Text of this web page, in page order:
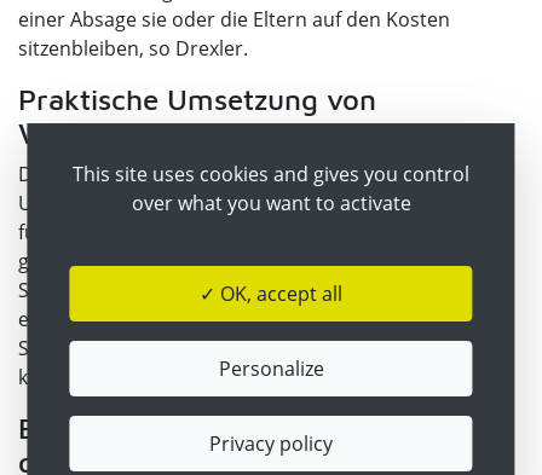
einer Absage sie oder die Eltern auf den Kosten
sitzenbleiben, so Drexler.
Praktische Umsetzung von
Veranstaltungen schwierig
Dazu kommen Schwierigkeiten bei der praktischen
Umsetzung, Beispiel Skikurs: Nachdem auf den Pisten
für Schüler ab 12 Jahren 3G-Pflicht gilt, müssen nicht-
geimpfte bzw. nicht-genesene Schülerinnen und
Schüler bei einem fünftägigen Kurs zwischendurch
erneut testen gehen. Außerdem könne man für diese
Schüler nicht ohne weiteres eine Fünf-Tages-Karte
kaufen.
Erleichterungen für Planbarkeit
gefordert
This site uses cookies and gives you control
over what you want to activate
✓ OK, accept all
Personalize
Privacy policy